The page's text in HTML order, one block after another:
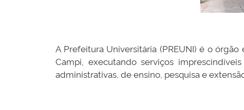
A Prefeitura Universitária (PREUNI) é o
Campi, executando serviços
administrativas, de ensino, pesquisa e